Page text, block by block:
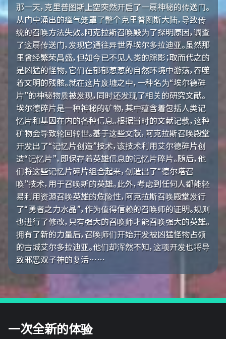
那一天，克里普图斯上空突然开启了一扇神秘的传送门。
从门中涌出的瘴气笼罩了整个克里普图斯大陆，导致传
统的召唤方法失效。阿克拉斯召唤殿为了探明原因，调查
了这扇传送门，发现它通往异世界埃尔多拉迪亚。虽然那
里曾经繁荣昌盛，但如今已不见人类的踪影；取而代之的
是凶猛的怪物，它们在郁郁葱葱的自然环境中游荡，吞噬
着文明的残骸。就在这片废墟之中，一种名为“埃尔德碎
片”的神秘物质被发现，同时还发现了相关的研究文献。
埃尔德碎片是一种神秘的矿物，其中蕴含着包括人类记
忆片和基因在内的各种信息。根据当时的文献记载，这种
矿物会导致轮回转世。基于这些文献，阿克拉斯召唤殿堂
开发出了“记忆片创造”技术，该技术利用艾尔德碎片创
造“记忆片”，即保存着英雄信息的记忆片碎片。随后，他
们将这些记忆片碎片组合起来，创造出了“德尔塔召
唤”技术，用于召唤新的英雄。此外，考虑到任何人都能轻
易利用资源召唤英雄的危险性，阿克拉斯召唤殿堂发行
了“勇者之力水晶”，作为值得信赖的召唤师的证明。规则
也进行了修改，只有强大的召唤师才能召唤强大的英雄。
拥有了新的力量后，召唤师们开始开发被凶猛怪物占领
的古城艾尔多拉迪亚。他们却浑然不知，这项开发也将导
致邪恶双子神的复活……
一次全新的体验